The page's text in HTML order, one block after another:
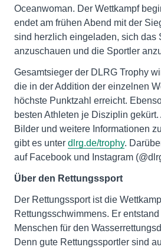
Oceanwoman. Der Wettkampf
endet am frühen Abend mit der
sind herzlich eingeladen, sich das
anzuschauen und die Sportler
Gesamtsieger der DLRG Trophy
die in der Addition der einzelnen
höchste Punktzahl erreicht.
besten Athleten je Disziplin
Bilder und weitere Informationen
gibt es unter dlrg.de/trophy.
auf Facebook und Instagram
Über den Rettungssport
Der Rettungssport ist die
Rettungsschwimmens. Er
Menschen für den
Denn gute Rettungssportler sind